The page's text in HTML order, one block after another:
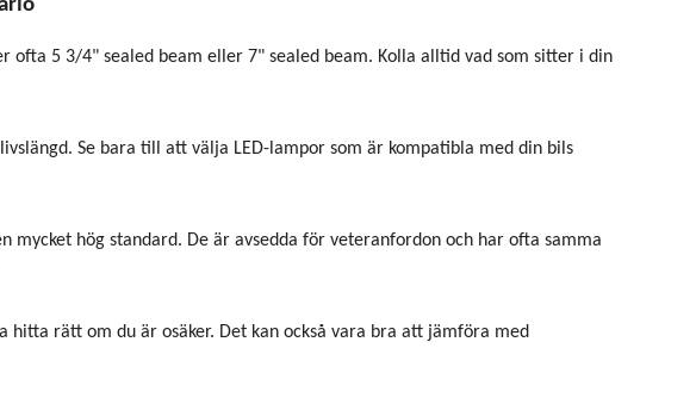
5 3/4" sealed beam eller 7" sealed beam. Kolla alltid vad som sitter i din
Se bara till att välja LED-lampor som är kompatibla med din bils
hög standard. De är avsedda för veteranfordon och har ofta samma
rätt om du är osäker. Det kan också vara bra att jämföra med